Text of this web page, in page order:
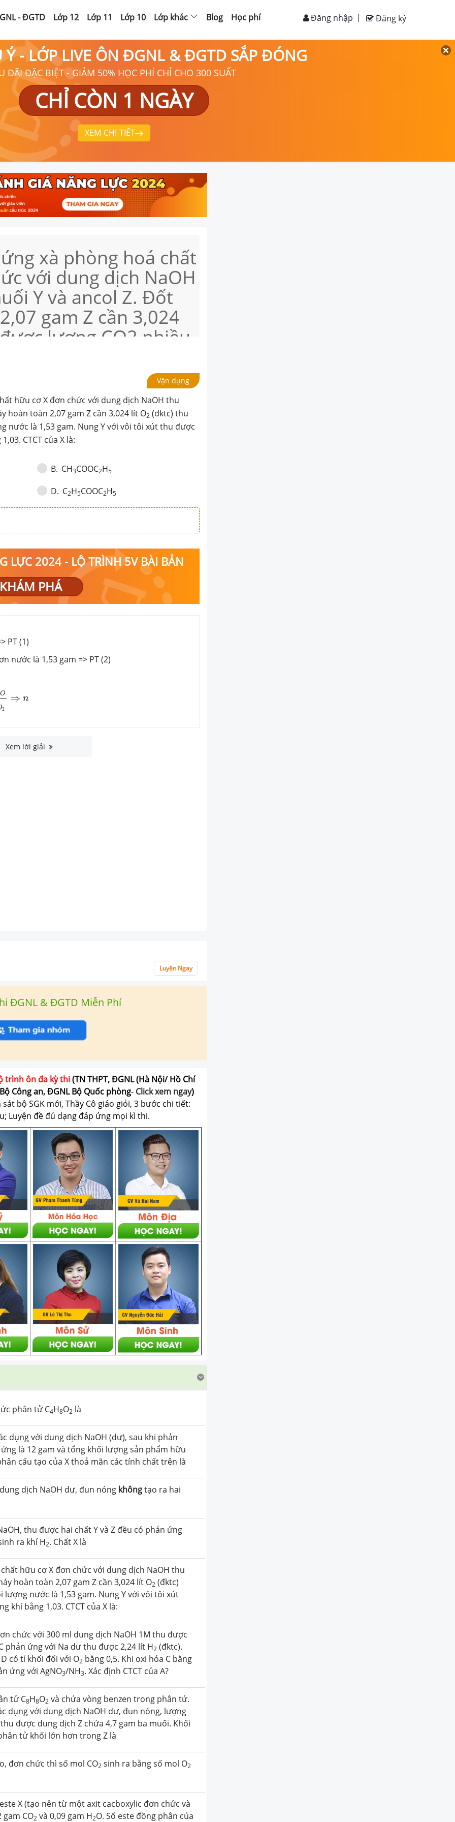
- ĐGTD Lớp 12 Lớp 11 Lớp 10 Lớp khác Blog Học phí Đăng ký
Đăng nhập
Ý - LỚP LIVE ÔN ĐGNL & ĐGTD SẮP ĐÓNG
ĐÃI ĐẶC BIỆT - GIẢM 50% HỌC PHÍ CHỈ CHO 300 SUẤT
CHỈ CÒN 1 NGÀY
XEM CHI TIẾT
xà phòng hoá chất
với dung dịch NaOH
Y và ancol Z. Đốt
gam Z cần 3,024
lượng CO2 nhiều
xút thu được khí T có
khí bằng 1,03.
Vận dụng
hữu cơ X đơn chức với dung dịch NaOH thu
hoàn toàn 2,07 gam Z cần 3,024 lít O2 (đktc) thu
nước là 1,53 gam. Nung Y với vôi tôi xút thu được
CTCT của X là:
B. CH3COOC2H5
D. C2H5COOC2H5
LỰC 2024 - LỘ TRÌNH 5V BÀI BẢN
KHÁM PHÁ
PT (1)
nước là 1,53 gam => PT (2)
O
2
⇒ n
O
Xem lời giải
Luyện Ngay
ĐGNL & ĐGTD Miễn Phí
trình ôn đa kỳ thi(TN THPT, ĐGNL (Hà Nội/ Hồ Chí
Công an, ĐGNL Bộ Quốc phòng- Click xem ngay)
bộ SGK mới, Thầy Cô giáo giỏi, 3 bước chi tiết:
Luyện đề đủ dạng đáp ứng mọi kì thi.
phân tử C4H8O2 là
dụng với dung dịch NaOH (dư), sau khi phản
là 12 gam và tổng khối lượng sản phẩm hữu
cấu tạo của X thoả mãn các tính chất trên là
dịch NaOH dư, đun nóng khôngtạo ra hai
thu được hai chất Y và Z đều có phản ứng
ra khí H2. Chất X là
hữu cơ X đơn chức với dung dịch NaOH thu
hoàn toàn 2,07 gam Z cần 3,024 lít O2 (đktc)
lượng nước là 1,53 gam. Nung Y với vôi tôi xút
khí bằng 1,03. CTCT của X là:
chức với 300 ml dung dịch NaOH 1M thu được
phản ứng với Na dư thu được 2,24 lít H2 (đktc).
có tỉ khối đối với O2 bằng 0,5. Khi oxi hóa C bằng
ứng với AgNO3/NH3. Xác định CTCT của A?
tử C8H8O2 và chứa vòng benzen trong phân tử.
dụng với dung dịch NaOH dư, đun nóng, lượng
được dung dịch Z chứa 4,7 gam ba muối. Khối
tử khối lớn hơn trong Z là
đơn chức thì số mol CO2 sinh ra bằng số mol O2
X (tạo nên từ một axit cacboxylic đơn chức và
CO2 và 0,09 gam H2O. Số este đồng phân của